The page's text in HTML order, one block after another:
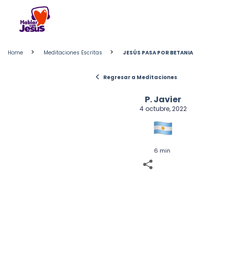
content
Home > Meditaciones Escritas > JESÚS PASA POR BETANIA
< Regresar a Meditaciones
P. Javier
4 octubre, 2022
6 min